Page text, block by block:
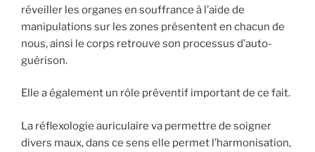
réveiller les organes en souffrance à l’aide de
manipulations sur les zones présentent en chacun de
nous, ainsi le corps retrouve son processus d’auto-
guérison.
Elle a également un rôle préventif important de ce fait.
La réflexologie auriculaire va permettre de soigner
divers maux, dans ce sens elle permet l’harmonisation,